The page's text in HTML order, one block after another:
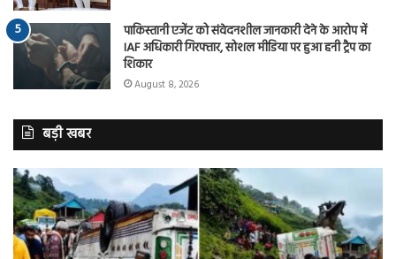
पाकिस्तानी एजेंट को संवेदनशील जानकारी देने के आरोप में
IAF अधिकारी गिरफ्तार, सोशल मीडिया पर हुआ हनी ट्रैप का
शिकार
August 8, 2026
बड़ी खबर